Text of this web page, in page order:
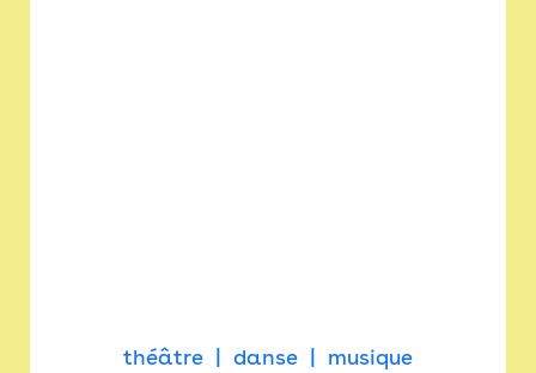
théâtre danse musique